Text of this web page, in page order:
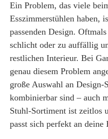
Ein Problem, das viele
Esszimmerstühlen haben,
passenden Design.
schlicht oder zu auffällig
restlichen Interieur. Bei
genau diesem Problem
große Auswahl an
kombinierbar sind – auch
Stuhl-Sortiment ist zeitlos
passt sich perfekt an deine